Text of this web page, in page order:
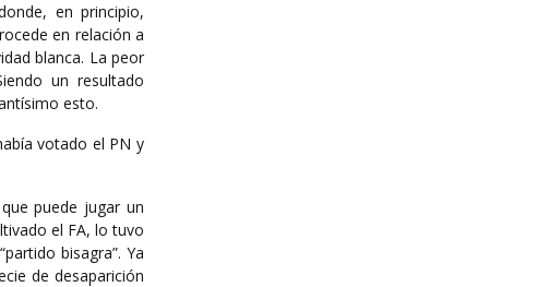
en principio,
en relación a
blanca. La peor
un resultado
esto.
votado el PN y
puede jugar un
el FA, lo tuvo
bisagra”. Ya
de desaparición